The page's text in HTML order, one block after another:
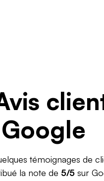
Google
témoignages de
la note de 5/5 sur